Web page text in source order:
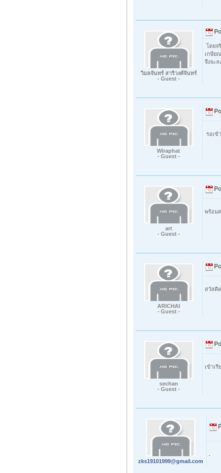
วิมลจันทร์ สาริวงศ์จันทร์
- Guest -
โดยจ
เกษีย
จึงจะ
Wiraphat
- Guest -
รอเข้
art
- Guest -
พร้อม
ARICHAI
- Guest -
สวัสดี
sechan
- Guest -
เข้าเ
zks19101999@gmail.com
.